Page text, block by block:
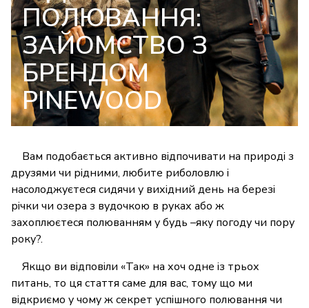
ПОЛЮВАННЯ:
ЗАЙОМСТВО З
БРЕНДОМ
PINEWOOD
Вам подобається активно відпочивати на природі з
друзями чи рідними, любите риболовлю і
насолоджуєтеся сидячи у вихідний день на березі
річки чи озера з вудочкою в руках або ж
захоплюєтеся полюванням у будь –яку погоду чи пору
року?.
Якщо ви відповіли «Так» на хоч одне із трьох
питань, то ця стаття саме для вас, тому що ми
відкриємо у чому ж секрет успішного полювання чи